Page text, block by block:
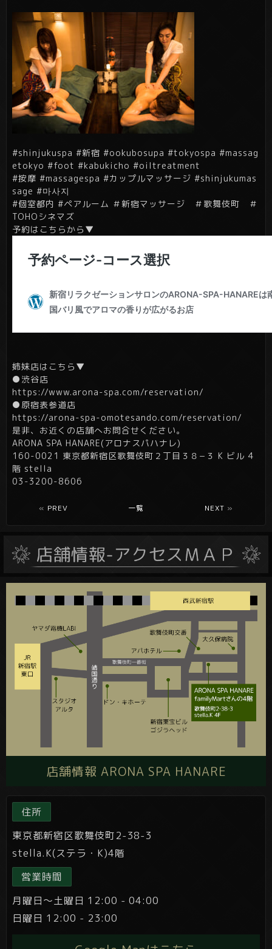
#shinjukuspa #新宿 #ookubosupa #tokyospa #massag
etokyo #foot #kabukicho #oiltreatment
#按摩 #massagespa #カップルマッサージ #shinjukumas
sage #마사지
#個室都内 #ペアルーム ＃新宿マッサージ ＃歌舞伎町 ＃
TOHOシネマズ
予約はこちらから▼
姉妹店はこちら▼
●渋谷店
https://www.arona-spa.com/reservation/
●原宿表参道店
https://arona-spa-omotesando.com/reservation/
是非、お近くの店舗へお問合せください。
ARONA SPA HANARE(アロナスパハナレ)
160-0021 東京都新宿区歌舞伎町２丁目３８−３ K ビル 4
階 stella
03-3200-8606
« PREV 一覧 NEXT »
店舗情報 ARONA SPA HANARE
住所
東京都新宿区歌舞伎町2-38-3
stella.K(ステラ・K)4階
営業時間
月曜日～土曜日 12:00 - 04:00
日曜日 12:00 - 23:00